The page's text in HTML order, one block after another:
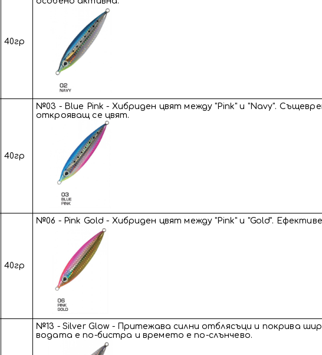
40гр
40гр
№03 - Blue Pink - Хибриден цвят между "Pink" и "Navy".
открояващ се цвят.
40гр
№06 - Pink Gold - Хибриден цвят между "Pink" и "Gold".
№13 - Silver Glow - Притежава силни отблясъци и покрива
водата е по-бистра и времето е по-слънчево.